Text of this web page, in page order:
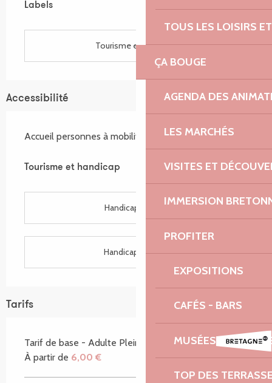
TOUS LES LOISIRS
ÇA BOUGE
AGENDA DES
LES MARCHÉS
VISITES ET
IMMERSION
PROFITER
EXPOSITIONS
CAFÉS - BARS
MUSÉES ET
TOP DES
Labels
Labels
Tourisme et handicap
Accessibilité
Accueil personnes à mobilité réduite
Tourisme et handicap
Tourisme et handicap
Handicap mental
Handicap moteur
Tarifs
Tarif de base - Adulte Plein tarif
À partir de 6,00 €